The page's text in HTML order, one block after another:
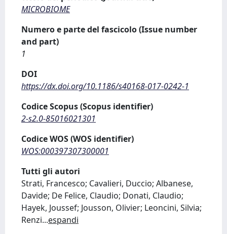
MICROBIOME
Numero e parte del fascicolo (Issue number
and part)
1
DOI
https://dx.doi.org/10.1186/s40168-017-0242-1
Codice Scopus (Scopus identifier)
2-s2.0-85016021301
Codice WOS (WOS identifier)
WOS:000397307300001
Tutti gli autori
Strati, Francesco; Cavalieri, Duccio; Albanese,
Davide; De Felice, Claudio; Donati, Claudio;
Hayek, Joussef; Jousson, Olivier; Leoncini, Silvia;
Renzi...espandi